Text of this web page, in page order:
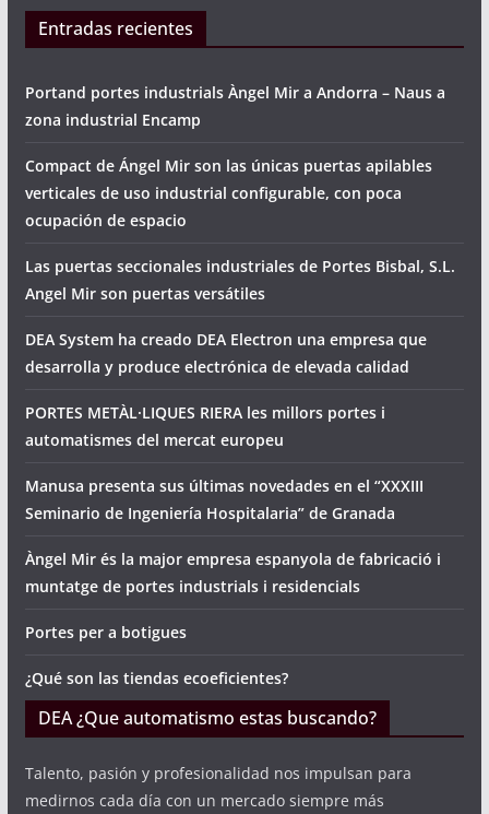
Entradas recientes
Portand portes industrials Àngel Mir a Andorra – Naus a
zona industrial Encamp
Compact de Ángel Mir son las únicas puertas apilables
verticales de uso industrial configurable, con poca
ocupación de espacio
Las puertas seccionales industriales de Portes Bisbal, S.L.
Angel Mir son puertas versátiles
DEA System ha creado DEA Electron una empresa que
desarrolla y produce electrónica de elevada calidad
PORTES METÀL·LIQUES RIERA les millors portes i
automatismes del mercat europeu
Manusa presenta sus últimas novedades en el “XXXIII
Seminario de Ingeniería Hospitalaria” de Granada
Àngel Mir és la major empresa espanyola de fabricació i
muntatge de portes industrials i residencials
Portes per a botigues
¿Qué son las tiendas ecoeficientes?
DEA ¿Que automatismo estas buscando?
Talento, pasión y profesionalidad nos impulsan para
medirnos cada día con un mercado siempre más